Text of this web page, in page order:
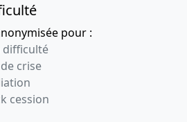
pour :
difficulté
crise
cession